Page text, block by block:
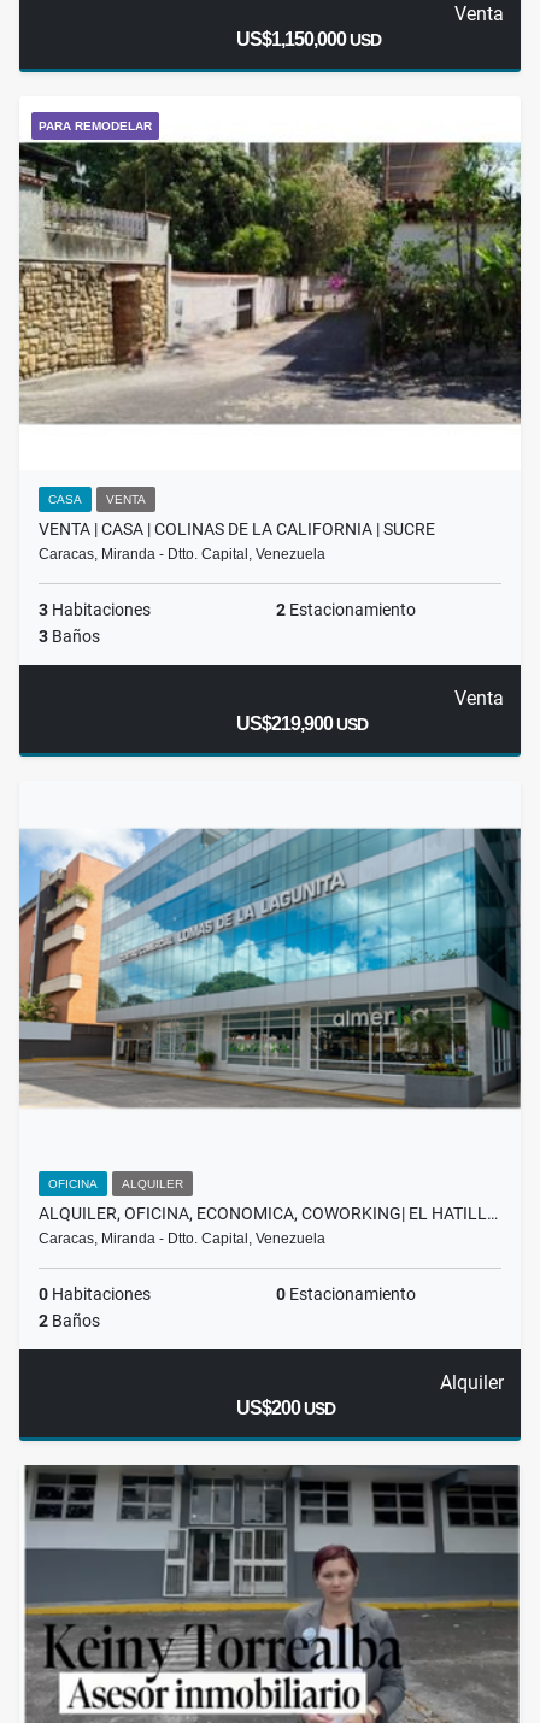
Venta
US$1,150,000USD
PARA REMODELAR
CASA VENTA
VENTA | CASA | COLINAS DE LA CALIFORNIA | SUCRE
Caracas, Miranda - Dtto. Capital, Venezuela
3 Habitaciones 2 Estacionamiento
3 Baños
Venta
US$219,900USD
OFICINA ALQUILER
ALQUILER, OFICINA, ECONOMICA, COWORKING| EL HATILL…
Caracas, Miranda - Dtto. Capital, Venezuela
0 Habitaciones 0 Estacionamiento
2 Baños
Alquiler
US$200USD